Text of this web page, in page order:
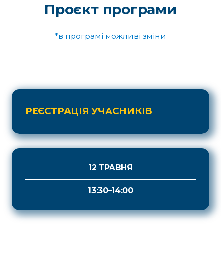
Проєкт програми
*в програмі можливі зміни
РЕЄСТРАЦІЯ УЧАСНИКІВ
12 ТРАВНЯ
13:30–14:00